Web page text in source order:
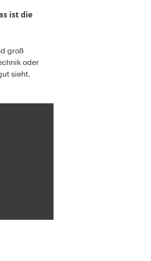
ist die
groß
oder
sieht.